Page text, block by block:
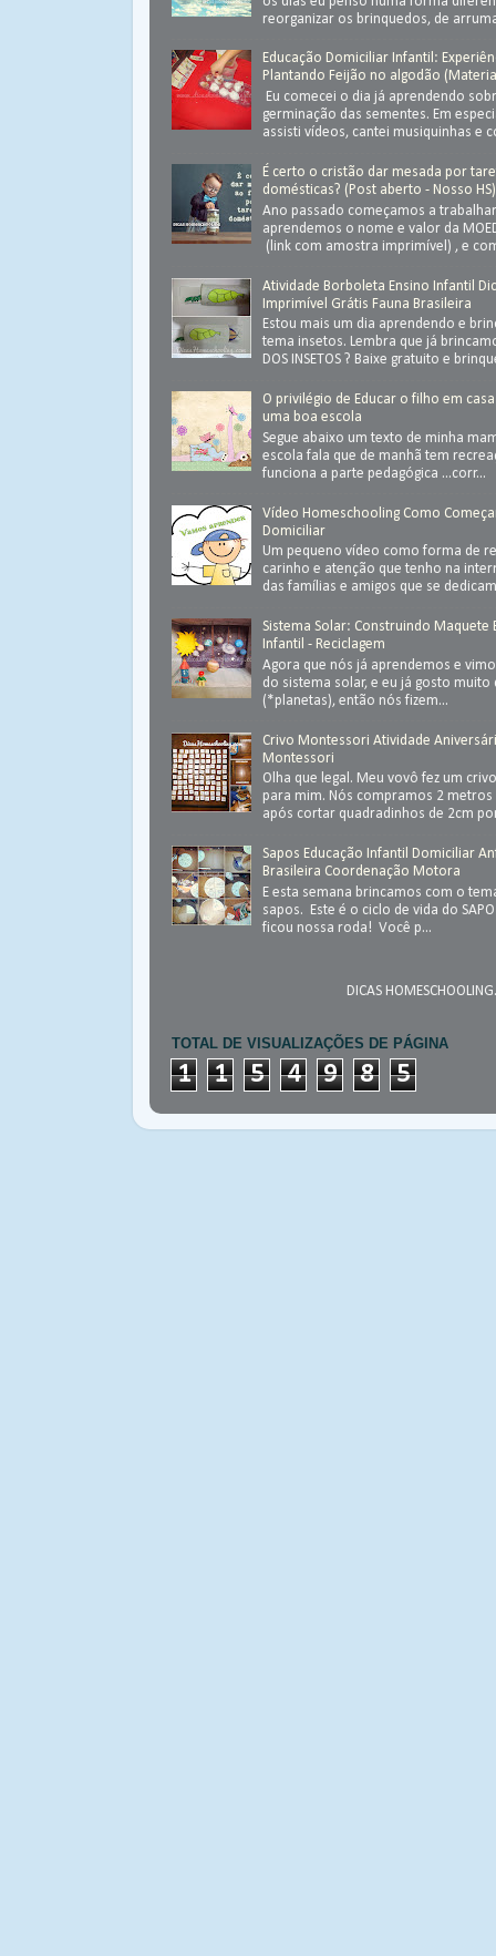
reorganizar os brinquedos, de
Educação Domiciliar Infantil:
Plantando Feijão no algodão
Eu comecei o dia já aprendendo
germinação das sementes. Em
assisti vídeos, cantei musiquinhas e
É certo o cristão dar mesada por
domésticas? (Post aberto - Nosso HS)
Ano passado começamos a
aprendemos o nome e valor da
(link com amostra imprimível) , e
Atividade Borboleta Ensino Infantil
Imprimível Grátis Fauna Brasileira
Estou mais um dia aprendendo e
tema insetos. Lembra que já
DOS INSETOS ? Baixe gratuito e
O privilégio de Educar o filho em
uma boa escola
Segue abaixo um texto de minha
escola fala que de manhã tem
funciona a parte pedagógica ...corr...
Vídeo Homeschooling Como
Domiciliar
Um pequeno vídeo como forma de
carinho e atenção que tenho na
das famílias e amigos que se
Sistema Solar: Construindo Maquete
Infantil - Reciclagem
Agora que nós já aprendemos e
do sistema solar, e eu já gosto muito
(*planetas), então nós fizem...
Crivo Montessori Atividade
Montessori
Olha que legal. Meu vovô fez um
para mim. Nós compramos 2 metros
após cortar quadradinhos de 2cm
Sapos Educação Infantil Domiciliar
Brasileira Coordenação Motora
E esta semana brincamos com o
sapos. Este é o ciclo de vida do
ficou nossa roda! Você p...
DICAS
TOTAL DE VISUALIZAÇÕES DE PÁGINA
1 1 5 4 9 8 5